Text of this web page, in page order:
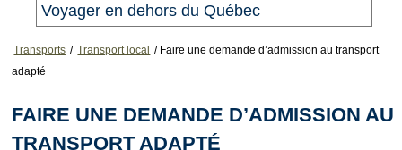
Voyager en dehors du Québec
Transports / Transport local / Faire une demande d’admission au transport
adapté
FAIRE UNE DEMANDE D’ADMISSION AU
TRANSPORT ADAPTÉ